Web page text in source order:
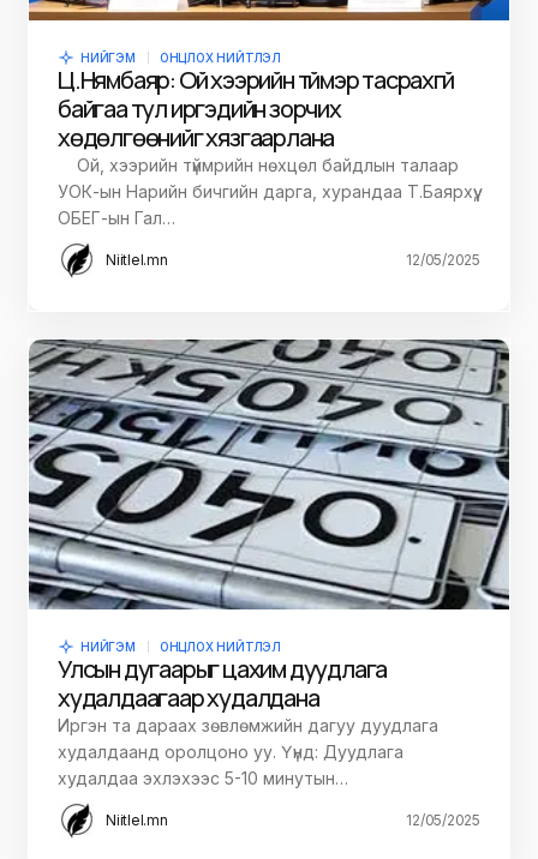
НИЙГЭМ ОНЦЛОХ НИЙТЛЭЛ
Ц.Нямбаяр: Ой хээрийн түймэр тасрахгүй
байгаа тул иргэдийн зорчих
хөдөлгөөнийг хязгаарлана
Ой, хээрийн түймрийн нөхцөл байдлын талаар
УОК-ын Нарийн бичгийн дарга, хурандаа Т.Баярхүү,
ОБЕГ-ын Гал…
Niitlel.mn 12/05/2025
НИЙГЭМ ОНЦЛОХ НИЙТЛЭЛ
Улсын дугаарыг цахим дуудлага
худалдаагаар худалдана
Иргэн та дараах зөвлөмжийн дагуу дуудлага
худалдаанд оролцоно уу. Үүнд: Дуудлага
худалдаа эхлэхээс 5-10 минутын…
Niitlel.mn 12/05/2025